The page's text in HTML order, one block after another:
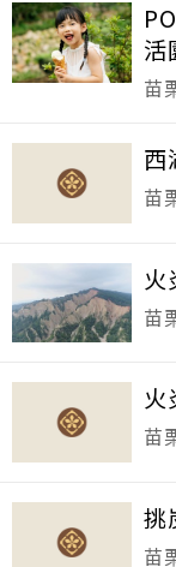
活
苗
西
苗
火
苗
火
苗
挑
苗